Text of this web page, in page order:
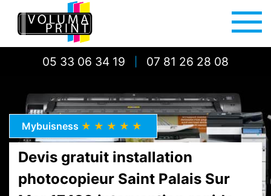
05 33 06 34 19 07 81 26 28 08
Mybuisness ★★★★★
Devis gratuit installation
photocopieur Saint Palais Sur